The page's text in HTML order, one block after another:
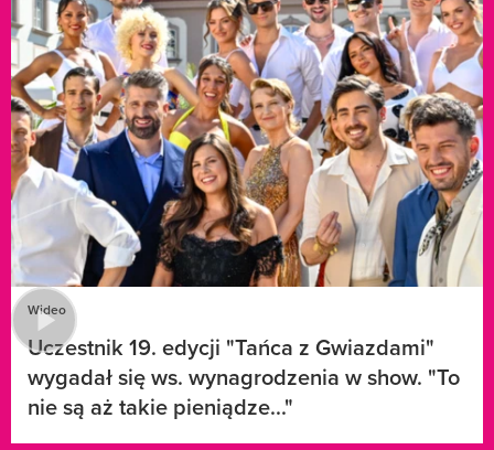
Wideo
Uczestnik 19. edycji "Tańca z Gwiazdami"
wygadał się ws. wynagrodzenia w show. "To
nie są aż takie pieniądze..."